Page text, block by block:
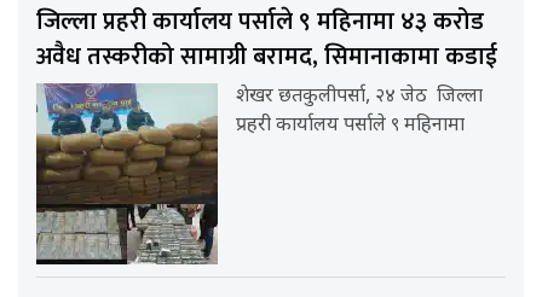
जिल्ला प्रहरी कार्यालय पर्साले ९ महिनामा ४३ करोड
अवैध तस्करीको सामाग्री बरामद, सिमानाकामा कडाई
शेखर छतकुलीपर्सा, २४ जेठ जिल्ला
प्रहरी कार्यालय पर्साले ९ महिनामा